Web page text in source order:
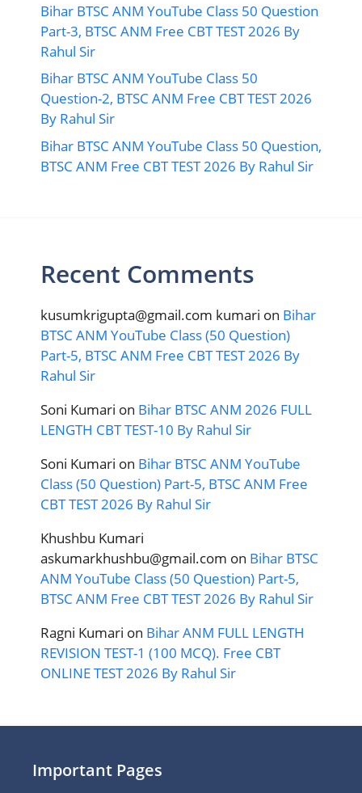
Bihar BTSC ANM YouTube Class 50 Question
Part-3, BTSC ANM Free CBT TEST 2026 By
Rahul Sir
Bihar BTSC ANM YouTube Class 50
Question-2, BTSC ANM Free CBT TEST 2026
By Rahul Sir
Bihar BTSC ANM YouTube Class 50 Question,
BTSC ANM Free CBT TEST 2026 By Rahul Sir
Recent Comments
kusumkrigupta@gmail.com kumari on Bihar
BTSC ANM YouTube Class (50 Question)
Part-5, BTSC ANM Free CBT TEST 2026 By
Rahul Sir
Soni Kumari on Bihar BTSC ANM 2026 FULL
LENGTH CBT TEST-10 By Rahul Sir
Soni Kumari on Bihar BTSC ANM YouTube
Class (50 Question) Part-5, BTSC ANM Free
CBT TEST 2026 By Rahul Sir
Khushbu Kumari
askumarkhushbu@gmail.com on Bihar BTSC
ANM YouTube Class (50 Question) Part-5,
BTSC ANM Free CBT TEST 2026 By Rahul Sir
Ragni Kumari on Bihar ANM FULL LENGTH
REVISION TEST-1 (100 MCQ). Free CBT
ONLINE TEST 2026 By Rahul Sir
Important Pages